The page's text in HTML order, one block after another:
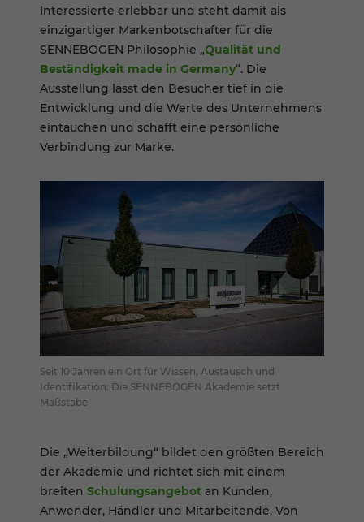
Interessierte erlebbar und steht damit als
einzigartiger Markenbotschafter für die
SENNEBOGEN Philosophie „Qualität und
Beständigkeit made in Germany“. Die
Ausstellung lässt den Besucher tief in die
Entwicklung und die Werte des Unternehmens
eintauchen und schafft eine persönliche
Verbindung zur Marke.
Seit 10 Jahren ein Ort für Wissen, Austausch und
Identifikation: Die SENNEBOGEN Akademie setzt
Maßstäbe
Die „Weiterbildung“ bildet den größten Bereich
der Akademie und richtet sich mit einem
breiten Schulungsangebot an Kunden,
Anwender, Händler und Mitarbeitende. Von